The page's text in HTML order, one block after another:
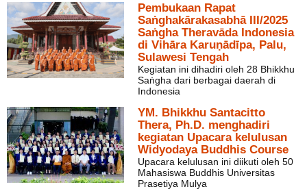
Pembukaan Rapat
Saṅghakārakasabhā III/2025
Saṅgha Theravāda Indonesia
di Vihāra Karuṇādīpa, Palu,
Sulawesi Tengah
Kegiatan ini dihadiri oleh 28 Bhikkhu
Saṅgha dari berbagai daerah di
Indonesia
YM. Bhikkhu Santacitto
Thera, Ph.D. menghadiri
kegiatan Upacara kelulusan
Widyodaya Buddhis Course
Upacara kelulusan ini diikuti oleh 50
Mahasiswa Buddhis Universitas
Prasetiya Mulya